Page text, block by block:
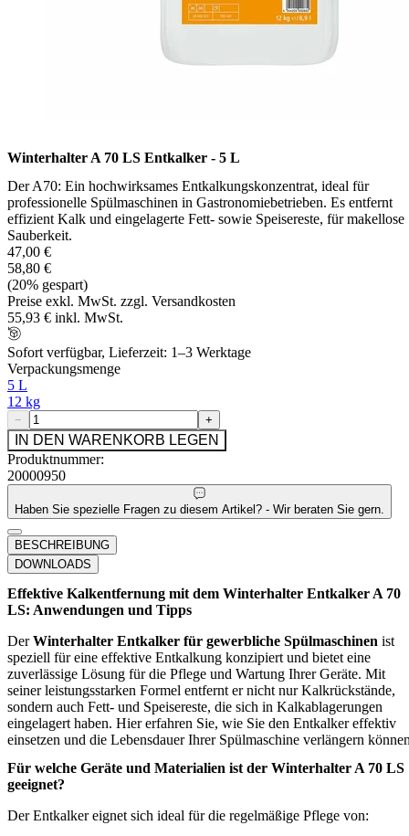
Winterhalter A 70 LS Entkalker - 5 L
Der A70: Ein hochwirksames Entkalkungskonzentrat, ideal für
professionelle Spülmaschinen in Gastronomiebetrieben. Es entfernt
effizient Kalk und eingelagerte Fett- sowie Speisereste, für makellose
Sauberkeit.
47,00 €
58,80 €
(20% gespart)
Preise exkl. MwSt. zzgl. Versandkosten
55,93 € inkl. MwSt.
Sofort verfügbar, Lieferzeit: 1–3 Werktage
Verpackungsmenge
5 L
12 kg
− +
IN DEN WARENKORB LEGEN
Produktnummer:
20000950
Haben Sie spezielle Fragen zu diesem Artikel? - Wir beraten Sie gern.
BESCHREIBUNG
DOWNLOADS
Effektive Kalkentfernung mit dem Winterhalter Entkalker A 70
LS: Anwendungen und Tipps
DerWinterhalter Entkalker für gewerbliche Spülmaschinen ist
speziell für eine effektive Entkalkung konzipiert und bietet eine
zuverlässige Lösung für die Pflege und Wartung Ihrer Geräte. Mit
seiner leistungsstarken Formel entfernt er nicht nur Kalkrückstände,
sondern auch Fett- und Speisereste, die sich in Kalkablagerungen
eingelagert haben. Hier erfahren Sie, wie Sie den Entkalker effektiv
einsetzen und die Lebensdauer Ihrer Spülmaschine verlängern
Für welche Geräte und Materialien ist der Winterhalter A 70 LS
geeignet?
Der Entkalker eignet sich ideal für die regelmäßige Pflege von: